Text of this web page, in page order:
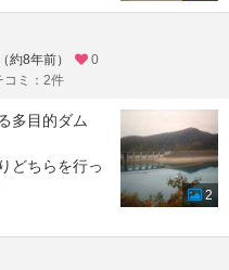
約8年前）
0
コミ：2件
多目的ダム
どちらを行っ
2